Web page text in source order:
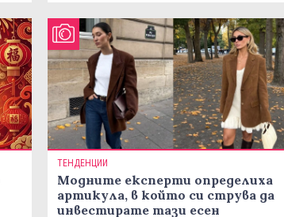
ТЕНДЕНЦИИ
Модните експерти определиха
артикула, в който си струва да
инвестирате тази есен